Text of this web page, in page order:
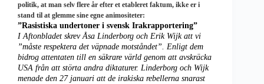
politik, at man selv flere år efter et etableret faktum, ikke er i
stand til at glemme sine egne animositeter:
”Rasistiska undertoner i svensk Irakrapportering”
I Aftonbladet skrev Åsa Linderborg och Erik Wijk att vi
”måste respektera det väpnade motståndet”. Enligt dem
bidrog attentaten till en säkrare värld genom att avskräcka
USA från att störta andra diktaturer. Linderborg och Wijk
menade den 27 januari att de irakiska rebellerna snarast